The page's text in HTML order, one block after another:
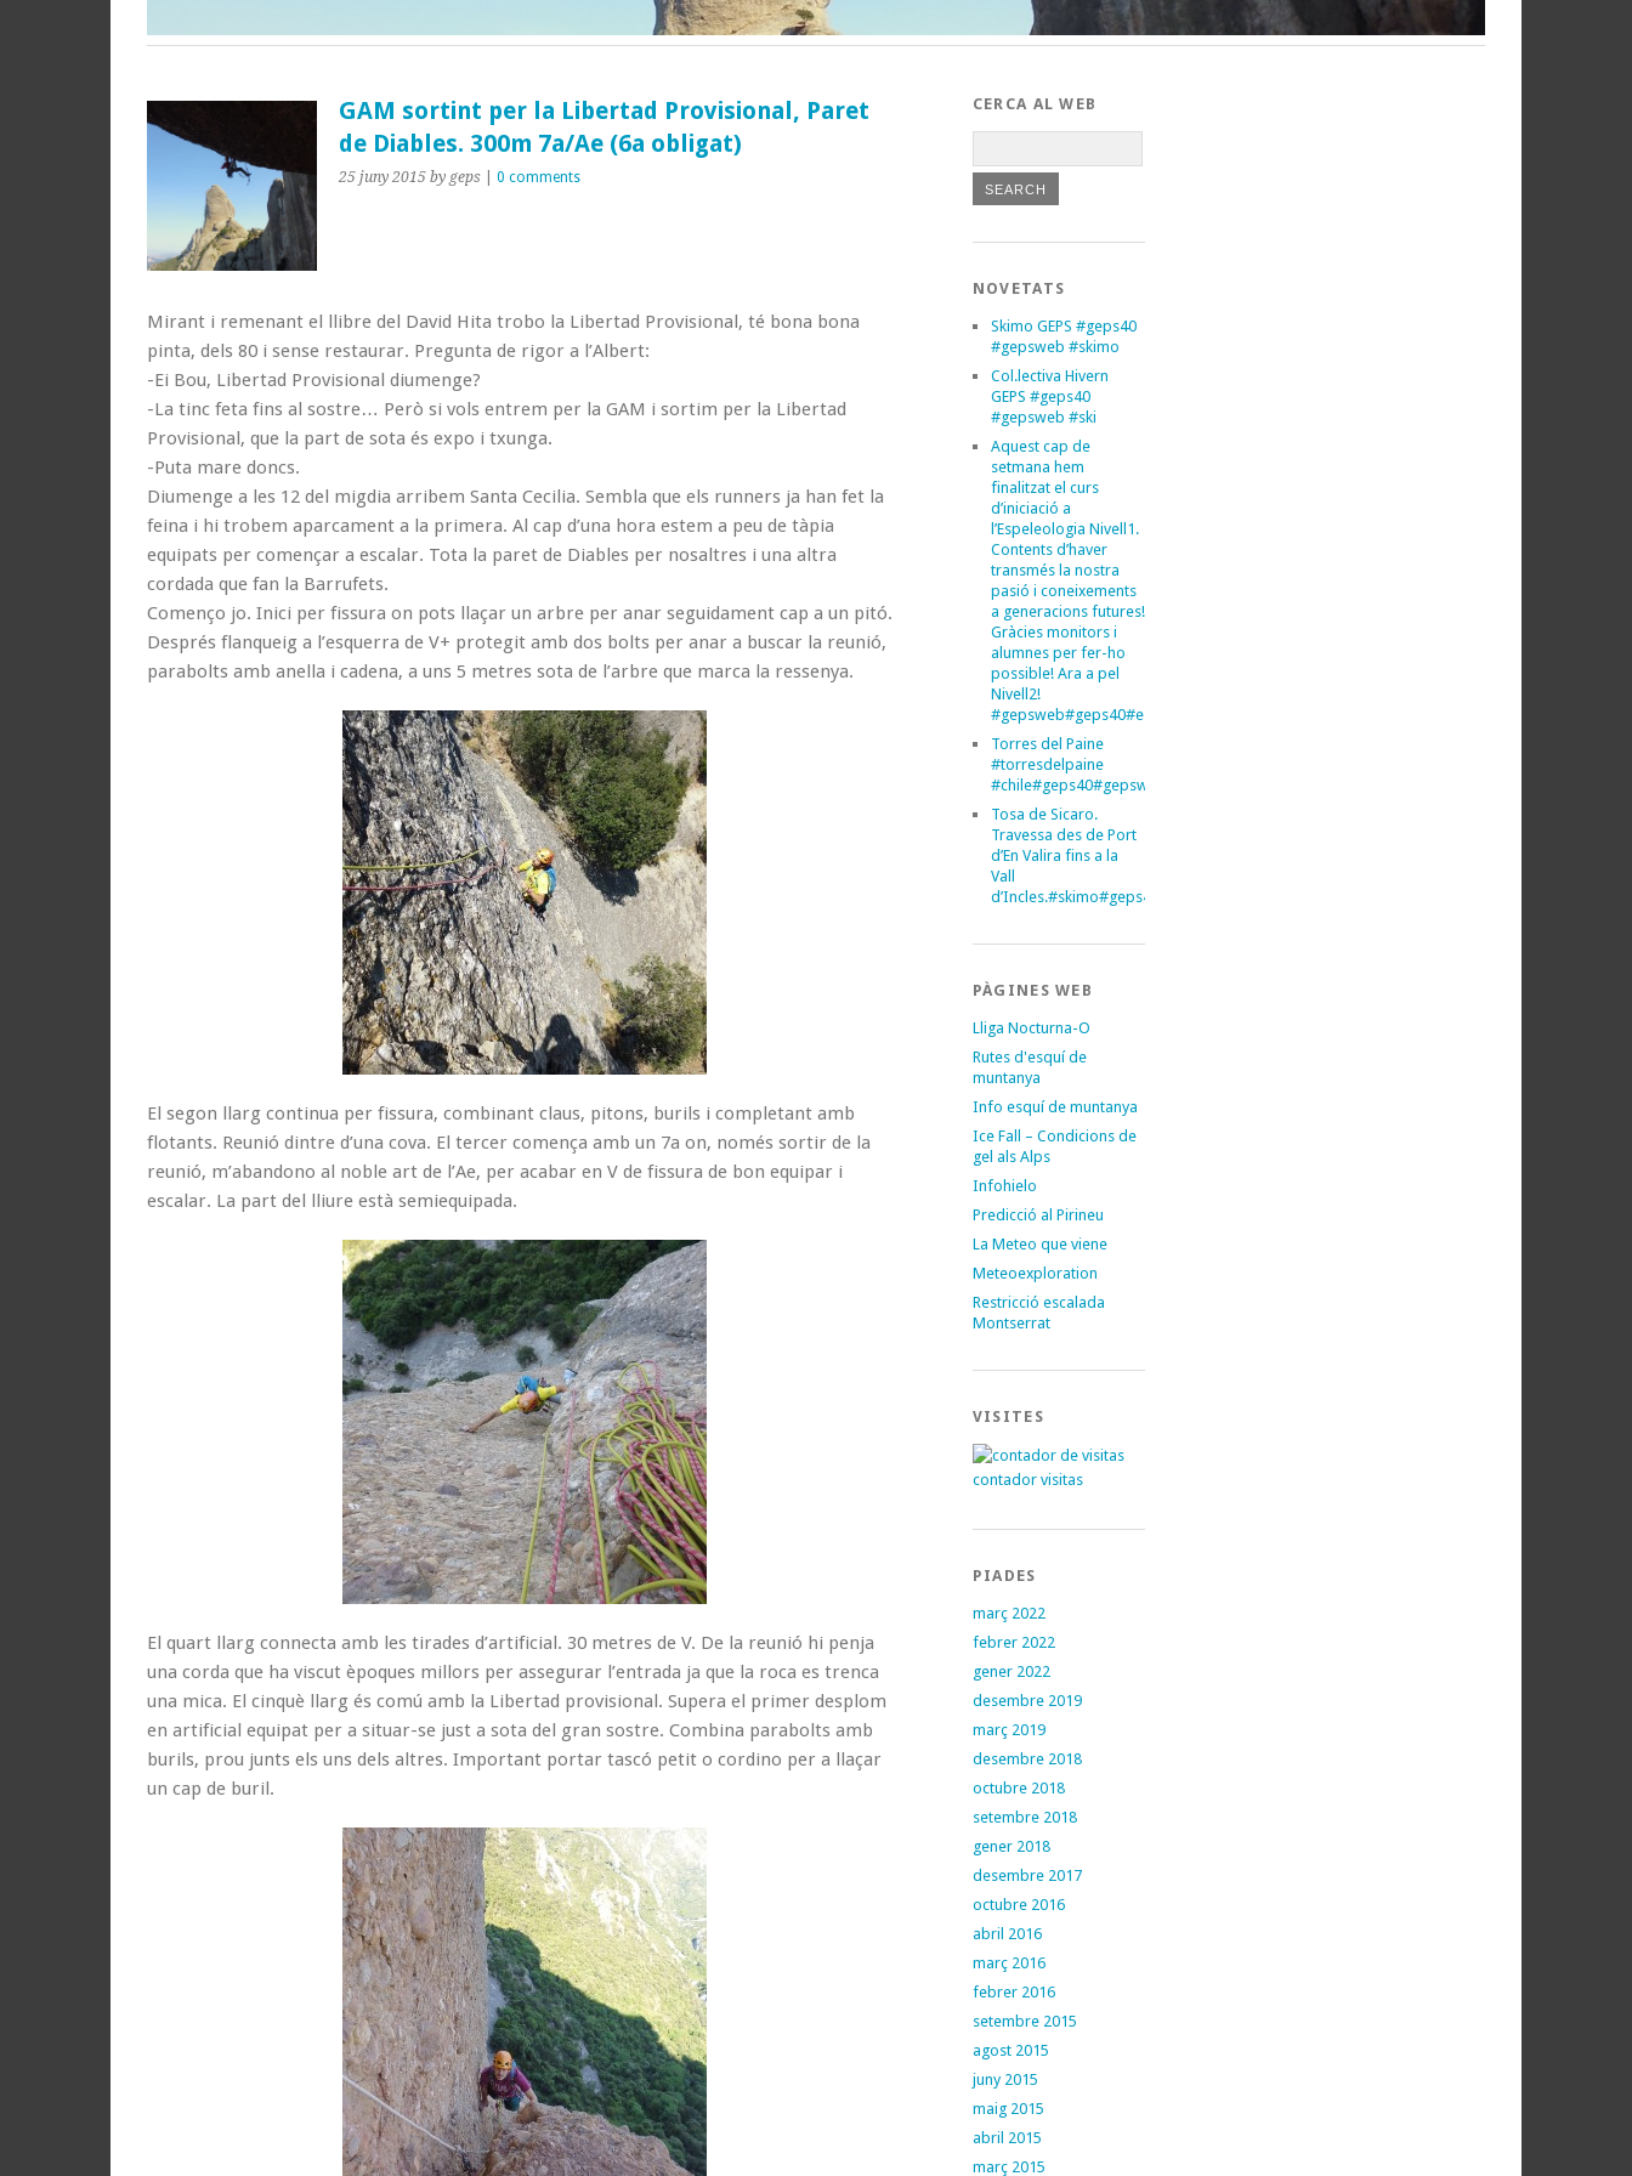
GAM sortint per la Libertad Provisional, Paret
de Diables. 300m 7a/Ae (6a obligat)
25 juny 2015 by geps| 0 comments
Mirant i remenant el llibre del David Hita trobo la Libertad Provisional, té bona bona
pinta, dels 80 i sense restaurar. Pregunta de rigor a l’Albert:
-Ei Bou, Libertad Provisional diumenge?
-La tinc feta fins al sostre… Però si vols entrem per la GAM i sortim per la Libertad
Provisional, que la part de sota és expo i txunga.
-Puta mare doncs.
Diumenge a les 12 del migdia arribem Santa Cecilia. Sembla que els runners ja han fet la
feina i hi trobem aparcament a la primera. Al cap d’una hora estem a peu de tàpia
equipats per començar a escalar. Tota la paret de Diables per nosaltres i una altra
cordada que fan la Barrufets.
Començo jo. Inici per fissura on pots llaçar un arbre per anar seguidament cap a un pitó.
Després flanqueig a l’esquerra de V+ protegit amb dos bolts per anar a buscar la reunió,
parabolts amb anella i cadena, a uns 5 metres sota de l’arbre que marca la ressenya.
El segon llarg continua per fissura, combinant claus, pitons, burils i completant amb
flotants. Reunió dintre d’una cova. El tercer comença amb un 7a on, només sortir de la
reunió, m’abandono al noble art de l’Ae, per acabar en V de fissura de bon equipar i
escalar. La part del lliure està semiequipada.
El quart llarg connecta amb les tirades d’artificial. 30 metres de V. De la reunió hi penja
una corda que ha viscut èpoques millors per assegurar l’entrada ja que la roca es trenca
una mica. El cinquè llarg és comú amb la Libertad provisional. Supera el primer desplom
en artificial equipat per a situar-se just a sota del gran sostre. Combina parabolts amb
burils, prou junts els uns dels altres. Important portar tascó petit o cordino per a llaçar
un cap de buril.
CERCA AL WEB
NOVETATS
Skimo GEPS #geps40
#gepsweb #skimo
Col.lectiva Hivern
GEPS #geps40
#gepsweb #ski
Aquest cap de
setmana hem
finalitzat el curs
d’iniciació a
l’Espeleologia Nivell1.
Contents d’haver
transmés la nostra
pasió i coneixements
a generacions futures!
Gràcies monitors i
alumnes per fer-ho
possible! Ara a pel
Nivell2!
#gepsweb#geps40#espeleo#espeleologia
Torres del Paine
#torresdelpaine
#chile#geps40#gepsweb
Tosa de Sicaro.
Travessa des de Port
d’En Valira fins a la
Vall
d’Incles.#skimo#geps40#gepsweb
PÀGINES WEB
Lliga Nocturna-O
Rutes d'esquí de
muntanya
Info esquí de muntanya
Ice Fall – Condicions de
gel als Alps
Infohielo
Predicció al Pirineu
La Meteo que viene
Meteoexploration
Restricció escalada
Montserrat
VISITES
contador visitas
PIADES
març 2022
febrer 2022
gener 2022
desembre 2019
març 2019
desembre 2018
octubre 2018
setembre 2018
gener 2018
desembre 2017
octubre 2016
abril 2016
març 2016
febrer 2016
setembre 2015
agost 2015
juny 2015
maig 2015
abril 2015
març 2015